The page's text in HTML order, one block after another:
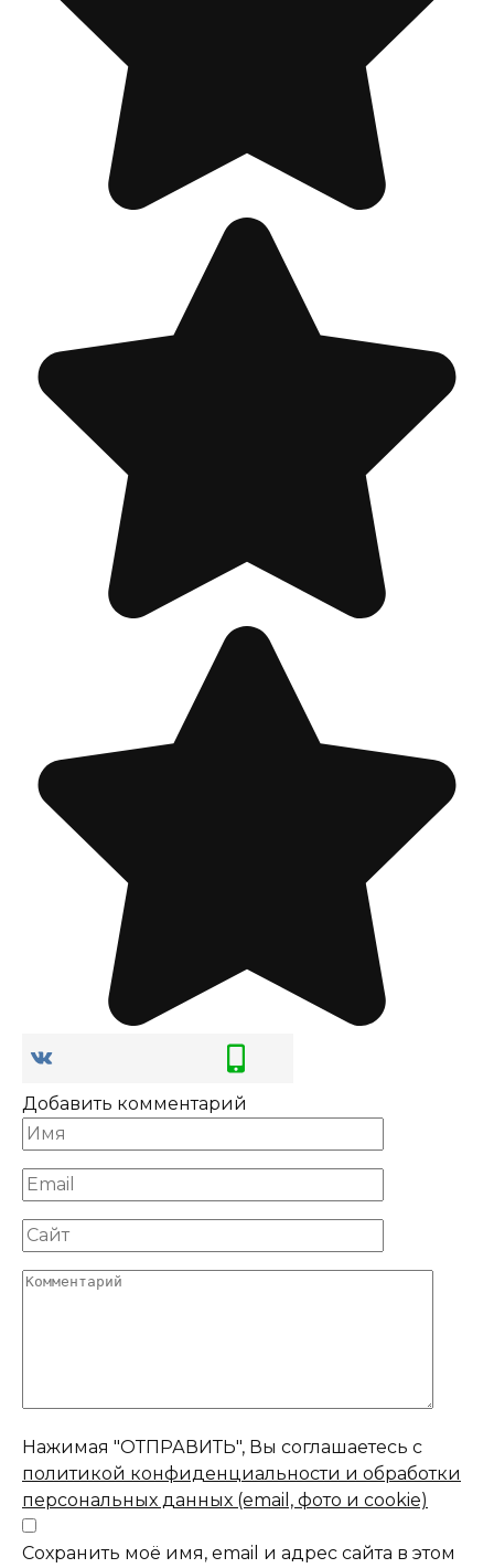
Добавить комментарий
Имя
*
Email
*
Сайт
Комментарий
Нажимая "ОТПРАВИТЬ", Вы соглашаетесь с
политикой конфиденциальности и обработки
персональных данных (email, фото и cookie)
Сохранить моё имя, email и адрес сайта в этом